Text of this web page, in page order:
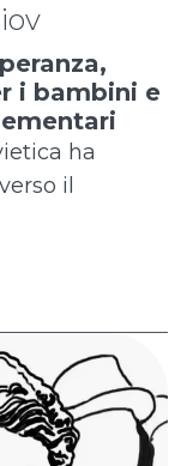
i bambini e
ha
il